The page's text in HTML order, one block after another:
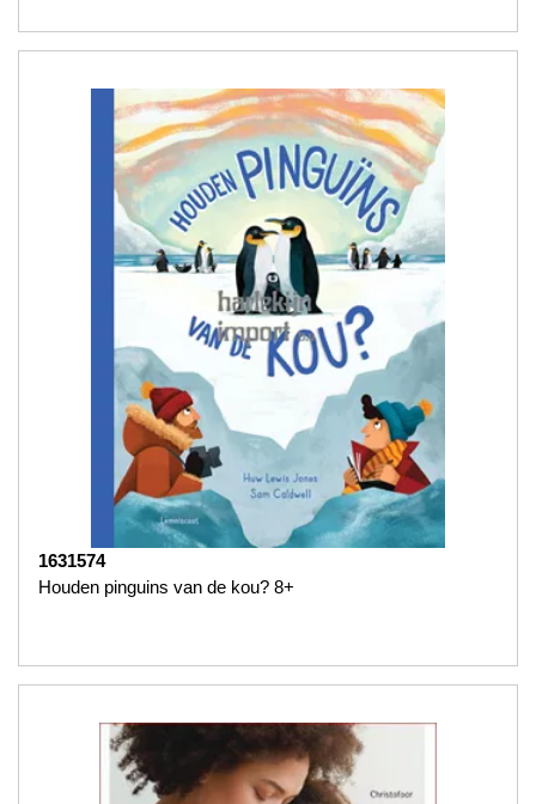
1631574
Houden pinguins van de kou? 8+